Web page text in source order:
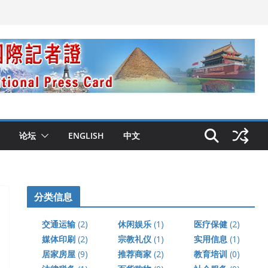
论坛 ENGLISH 中文
分类信息
交通运输 (2) 休闲娱乐 (1) 医疗保健 (2)
媒体印刷 (2) 宗教礼仪 (1) 实用信息 (1)
居家房屋 (9) 推荐商家 (2) 教育培训 (0)